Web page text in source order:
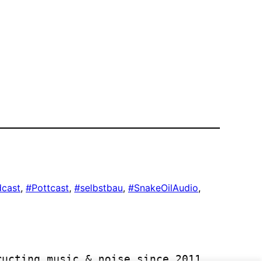
, #Pottcast, #selbstbau, #SnakeOilAudio
music & noise since 2011